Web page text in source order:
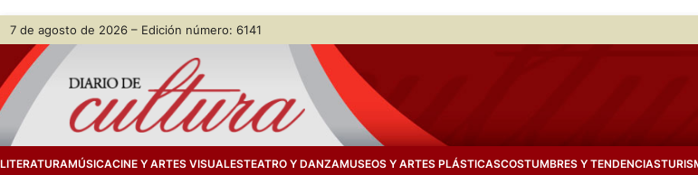
Skip
content
7 de agosto de 2026 – Edición número: 6141
LITERATURAMÚSICACINE Y ARTES VISUALESTEATRO Y DANZAMUSEOS Y ARTES PLÁSTICASCOSTUMBRES Y TENDENCIAS